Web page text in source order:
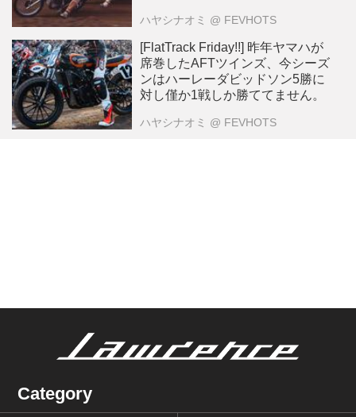
ハヤシナオミ @ FEVHOTS
[FlatTrack Friday!!] 昨年ヤマハが
席巻したAFTツインズ、今シーズ
ンはハーレーダビッドソン5勝に
対し僅か1戦しか勝ててません。
ハヤシナオミ @ FEVHOTS
Category